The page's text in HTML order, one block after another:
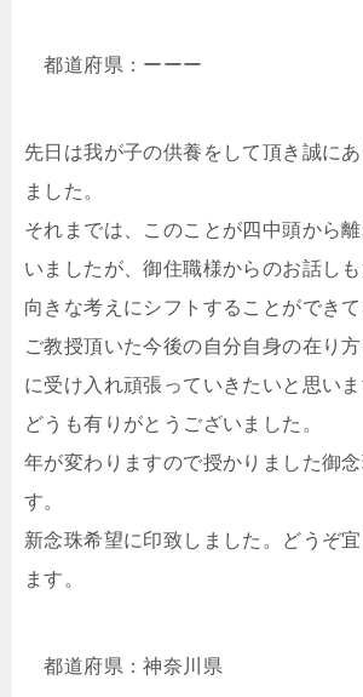
都道府県：ーーー
先日は我が子の供養をして頂き誠に
ました。
それまでは、このことが四中頭から
いましたが、御住職様からのお話し
向きな考えにシフトすることができて
ご教授頂いた今後の自分自身の在り
に受け入れ頑張っていきたいと思いま
どうも有りがとうございました。
年が変わりますので授かりました御
す。
新念珠希望に印致しました。どうぞ
ます。
都道府県：神奈川県